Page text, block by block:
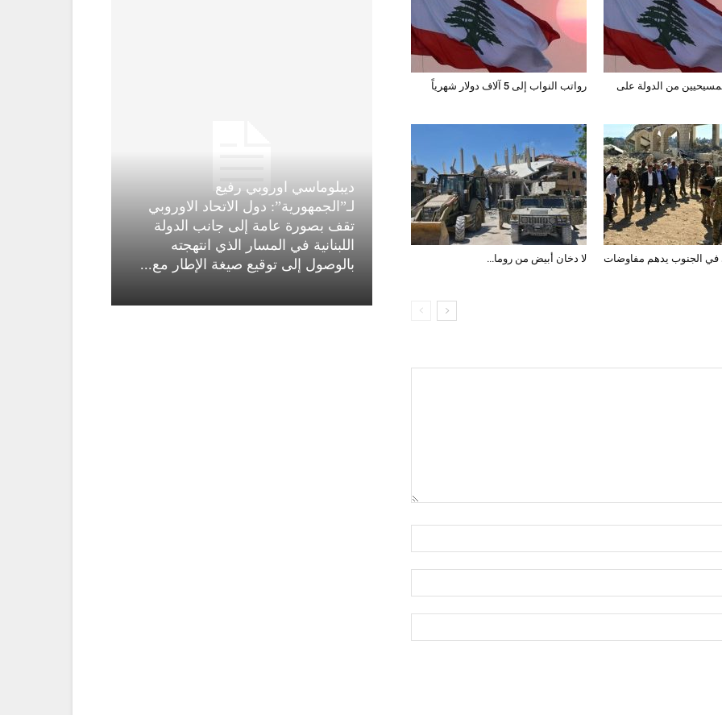
رواتب النواب إلى 5 آلاف دولار شهرياً
من الدولة على
لا دخان أبيض من روما…
في الجنوب يدهم مفاوضات
ديبلوماسي اوروبي رفيع
لـ”الجمهورية”: دول الاتحاد الاوروبي
تقف بصورة عامة إلى جانب الدولة
اللبنانية في المسار الذي انتهجته
بالوصول إلى توقيع صيغة الإطار مع...
رواتب النواب إلى 5 آلاف دولار شهرياً
على